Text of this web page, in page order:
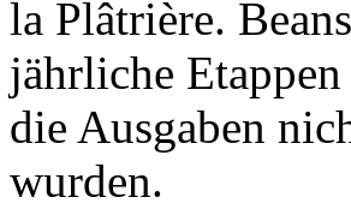
la Plâtrière.
jährliche
die Ausgaben
wurden.